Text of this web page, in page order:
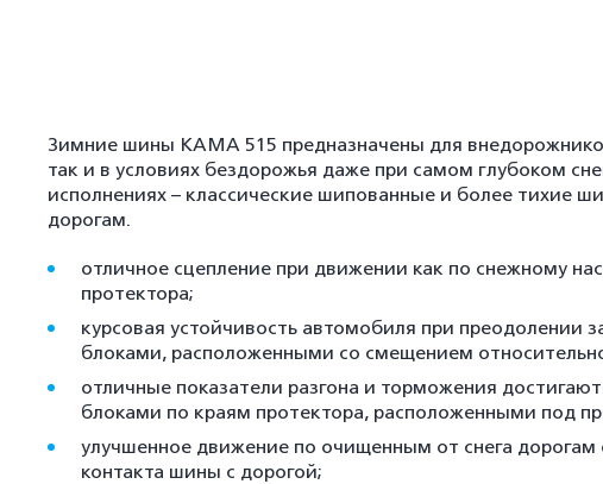
Зимние шины КАМА 515 предназначены для
так и в условиях бездорожья даже при самом глубоком
исполнениях – классические шипованные и более
дорогам.
отличное сцепление при движении как по снежному
протектора;
курсовая устойчивость автомобиля при
блоками, расположенными со смещением относительно
отличные показатели разгона и торможения
блоками по краям протектора, расположенными под
улучшенное движение по очищенным от снега
контакта шины с дорогой;